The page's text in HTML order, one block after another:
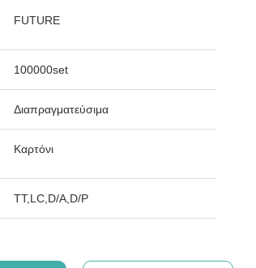
FUTURE
100000set
Διαπραγματεύσιμα
Καρτόνι
ΤΤ,LC,D/A,D/P